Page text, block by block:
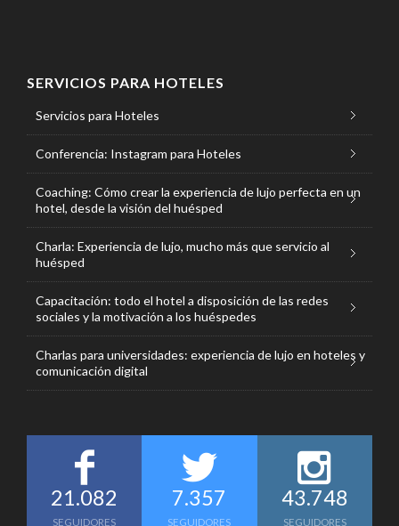
SERVICIOS PARA HOTELES
Servicios para Hoteles
Conferencia: Instagram para Hoteles
Coaching: Cómo crear la experiencia de lujo perfecta en un
hotel, desde la visión del huésped
Charla: Experiencia de lujo, mucho más que servicio al
huésped
Capacitación: todo el hotel a disposición de las redes
sociales y la motivación a los huéspedes
Charlas para universidades: experiencia de lujo en hoteles y
comunicación digital
21.082
SEGUIDORES
7.357
SEGUIDORES
43.748
SEGUIDORES